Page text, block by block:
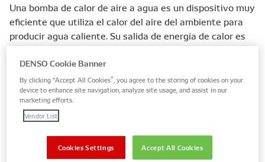
Una bomba de calor de aire a agua es un dispositivo muy
eficiente que utiliza el calor del aire del ambiente para
producir agua caliente. Su salida de energía de calor es
de aproximadamente tres a cinco veces tan alta como la
entrada de electricidad. Funciona de forma opuesta al
sistema de aire acondicionado, ya que utiliza un ciclo
refrigerante con un compresor e intercambiadores de
calor para extraer calor del aire del ambiente y
transferirlo al agua.
La bomba de calor de aire a agua de DENSO utiliza el
DENSO Cookie Banner
By clicking “Accept All Cookies”, you agree to the storing of cookies on your
device to enhance site navigation, analyze site usage, and assist in our
marketing efforts.
Vendor List
Accept All Cookies
Cookies Settings